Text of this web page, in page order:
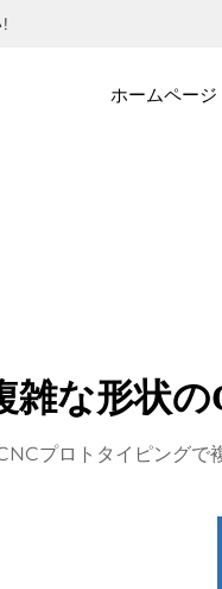
ホームページ
雑な形状
プロトタイピングで